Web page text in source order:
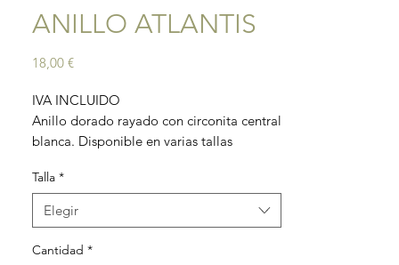
ANILLO ATLANTIS
18,00 €Precio
IVA INCLUIDO
Anillo dorado rayado con circonita central
blanca. Disponible en varias tallas
Material: acero inoxidable.
Talla *
Elegir
Cantidad *